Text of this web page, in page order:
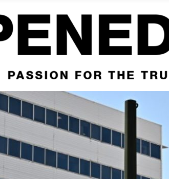
HappenedNow.gr